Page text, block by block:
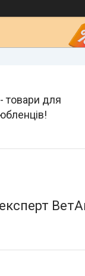
товари для